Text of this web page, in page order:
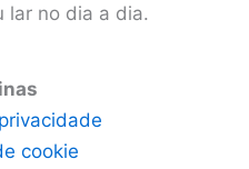
lar no dia a dia.
cookie